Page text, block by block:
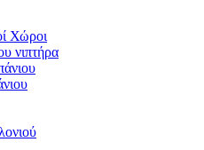
Χώροι
νιπτήρα